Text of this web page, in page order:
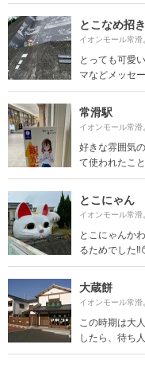
とこなめ招
イオンモール常滑
とっても可愛
マなどメッセ
常滑駅
イオンモール常滑
好きな雰囲気
て使われたこ
とこにゃん
イオンモール常滑
とこにゃんか
るためでした
大蔵餅
イオンモール常滑
この時期は大
したら、待ち